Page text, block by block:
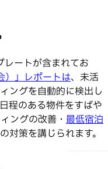
レートが含まれてお
）」レポートは、未活
ングを自動的に検出し
程のある物件をすばや
ングの改善・ 最低宿泊
対策を講じられます。